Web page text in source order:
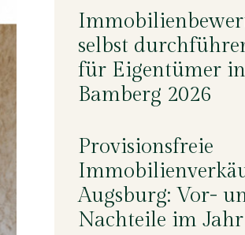
selbst
für Eigentümer in
Bamberg 2026
Provisionsfreie
Augsburg: Vor-
Nachteile im